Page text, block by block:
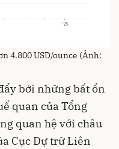
4.800 USD/ounce (Ảnh:
bởi những bất ổn
quan của Tổng
quan hệ với châu
Cục Dự trữ Liên